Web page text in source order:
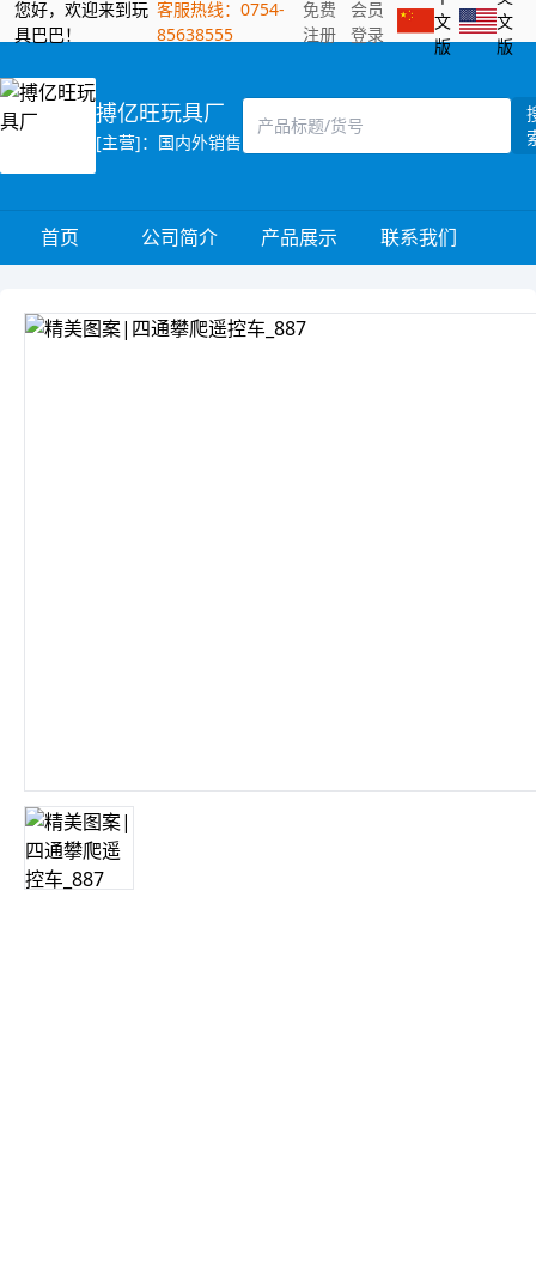
您好，欢迎来到玩
具巴巴！
客服热线：0754-
85638555
免费
注册
会员
登录
文
版
文
版
搏亿旺玩具厂
[主营]：国内外销售
首页 公司简介 产品展示 联系我们